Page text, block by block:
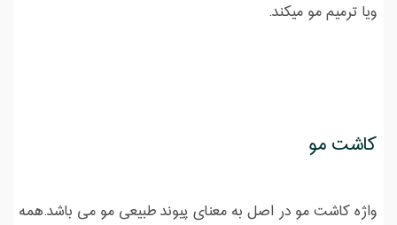
ویا ترمیم مو میکند.
کاشت مو
واژه کاشت مو در اصل به معنای پیوند طبیعی مو می باشد.همه